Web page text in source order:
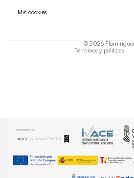
Mis cookies
© 2026
Términos y políticas